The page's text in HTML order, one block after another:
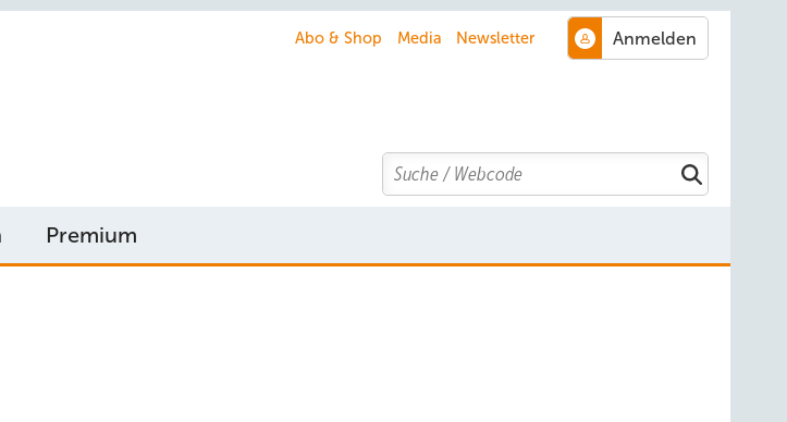
Abo & Shop Media Newsletter
Search
Premium